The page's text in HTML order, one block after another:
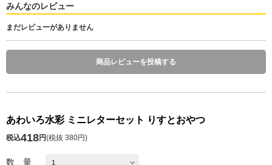
みんなのレビュー
まだレビューがありません
商品レビューを投稿する
あわいろ水彩 ミニレターセット りすとおやつ
税込418円(税抜 380円)
数 量